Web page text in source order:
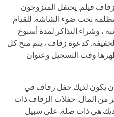
فيلم. يحتفل المتزوجون
تحت ضوء الشاشة. للقيام
، وشراء التذاكر لمدة أسبوع
كدعوة زفاف ، يتم منح كل
وقت التسجيل وعنوان
يكون لديك حفل زفاف في
من المال. حفلات الزفاف ذات
هي ذات صلة. على سبيل